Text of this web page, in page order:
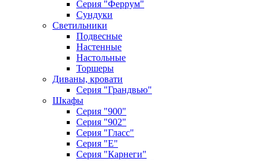
Серия "Феррум"
Сундуки
Светильники
Подвесные
Настенные
Настольные
Торшеры
Диваны, кровати
Серия "Грандвью"
Шкафы
Серия "900"
Серия "902"
Серия "Гласс"
Серия "Е"
Серия "Карнеги"